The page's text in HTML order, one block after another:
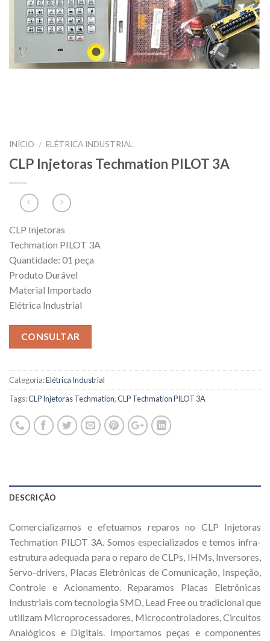
INÍCIO / ELÉTRICA INDUSTRIAL
CLP Injetoras Techmation PILOT 3A
CLP Injetoras
Techmation PILOT 3A
Quantidade: 01 peça
Produto Durável
Material Importado
Elétrica Industrial
CONSULTAR
Categoria:Elétrica Industrial
Tags:CLP Injetoras Techmation,CLP Techmation PILOT 3A
DESCRIÇÃO
Comercializamos e efetuamos reparos no CLP Injetoras
Techmation PILOT 3A. Somos especializados e temos infra-
estrutura adequada para o reparo de CLPs, IHMs, Inversores,
Servo-drivers, Placas Eletrônicas de Comunicação, Inspeção,
Controle e Acionamento. Reparamos Placas Eletrônicas
Industriais com tecnologia SMD, Lead Free ou tradicional que
utilizam Microprocessadores, Microcontroladores, Circuitos
Analógicos e Digitais. Importamos peças e componentes